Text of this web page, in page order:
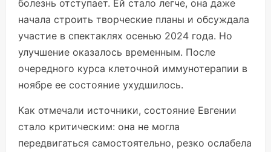
болезнь отступает. Ей стало легче, она даже
начала строить творческие планы и обсуждала
участие в спектаклях осенью 2024 года. Но
улучшение оказалось временным. После
очередного курса клеточной иммунотерапии в
ноябре ее состояние ухудшилось.
Как отмечали источники, состояние Евгении
стало критическим: она не могла
передвигаться самостоятельно, резко ослабела